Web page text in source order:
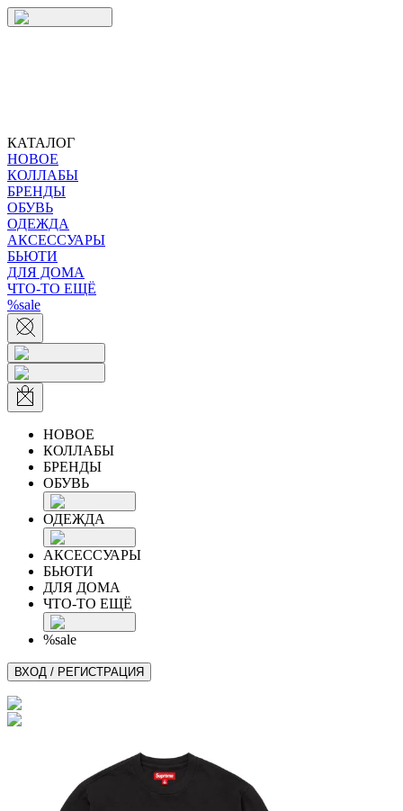
КАТАЛОГ
НОВОЕ
КОЛЛАБЫ
БРЕНДЫ
ОБУВЬ
ОДЕЖДА
АКСЕССУАРЫ
БЬЮТИ
ДЛЯ ДОМА
ЧТО-ТО ЕЩЁ
%sale
НОВОЕ
КОЛЛАБЫ
БРЕНДЫ
ОБУВЬ
ОДЕЖДА
АКСЕССУАРЫ
БЬЮТИ
ДЛЯ ДОМА
ЧТО-ТО ЕЩЁ
%sale
ВХОД / РЕГИСТРАЦИЯ